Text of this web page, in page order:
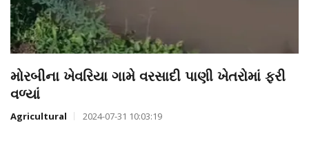
મોરબીના ખેવરિયા ગામે વરસાદી પાણી ખેતરોમાં ફરી
વળ્યાં
Agricultural 2024-07-31 10:03:19